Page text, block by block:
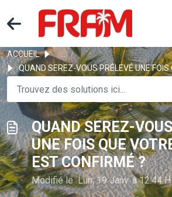
ACCUEIL
QUAND SEREZ-VOUS PRÉLEVÉ UNE FOIS QUE
QUAND SEREZ-
UNE FOIS QUE
EST CONFIRMÉ ?
Modifié le Lun, 19 Janv. à 12:44 H